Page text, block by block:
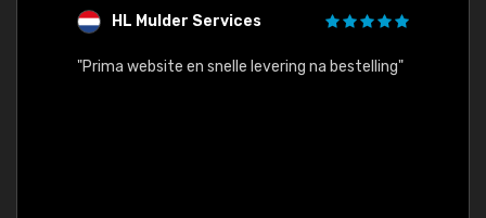
HL Mulder Services
"Prima website en snelle levering na bestelling"